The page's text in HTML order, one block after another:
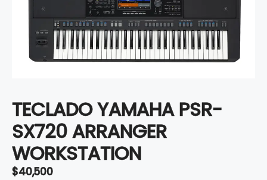
TECLADO YAMAHA PSR-
SX720 ARRANGER
WORKSTATION
$40,500